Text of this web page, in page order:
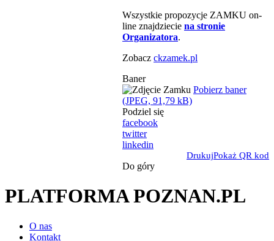
Wszystkie propozycje ZAMKU on-
line znajdziecie na stronie
Organizatora.
Zobacz ckzamek.pl
Baner
Pobierz baner
(JPEG, 91,79 kB)
Podziel się
facebook
twitter
linkedin
DrukujPokaż QR kod
Do góry
PLATFORMA POZNAN.PL
O nas
Kontakt